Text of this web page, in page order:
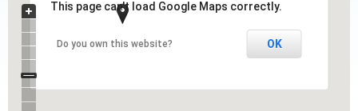
This page can't load Google Maps correctly.
Do you own this website? OK